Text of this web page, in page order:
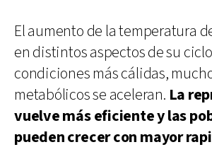
El aumento de la temperatura
en distintos aspectos de su
condiciones más cálidas,
metabólicos se aceleran. La
vuelve más eficiente y las
pueden crecer con mayor